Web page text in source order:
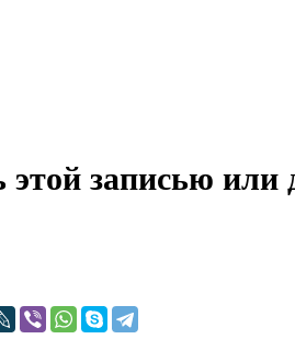
этой записью или